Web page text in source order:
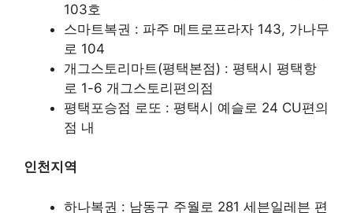
103호
스마트복권 : 파주 메트로프라자 143, 가나무
로 104
개그스토리마트(평택본점) : 평택시 평택항
로 1-6 개그스토리편의점
평택포승점 로또 : 평택시 예슬로 24 CU편의
점 내
인천지역
하나복권 : 남동구 주월로 281 세븐일레븐 편